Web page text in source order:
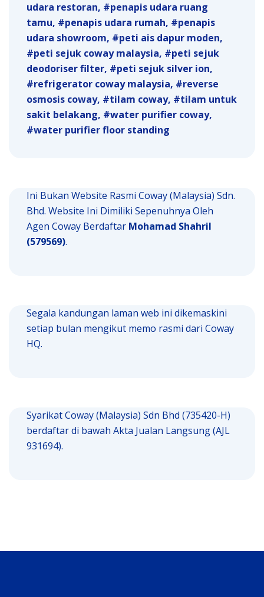
udara restoran
penapis udara ruang
tamu
penapis udara rumah
penapis
udara showroom
peti ais dapur moden
peti sejuk coway malaysia
peti sejuk
deodoriser filter
peti sejuk silver ion
refrigerator coway malaysia
reverse
osmosis coway
tilam coway
tilam untuk
sakit belakang
water purifier coway
water purifier floor standing
Ini Bukan Website Rasmi Coway (Malaysia) Sdn.
Bhd. Website Ini Dimiliki Sepenuhnya Oleh
Agen Coway Berdaftar Mohamad Shahril
(579569).
Segala kandungan laman web ini dikemaskini
setiap bulan mengikut memo rasmi dari Coway
HQ.
Syarikat Coway (Malaysia) Sdn Bhd (735420-H)
berdaftar di bawah Akta Jualan Langsung (AJL
931694).